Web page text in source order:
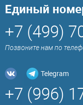
Единый
+7 (499)
Позвоните нам по
Telegram
+7 (996)